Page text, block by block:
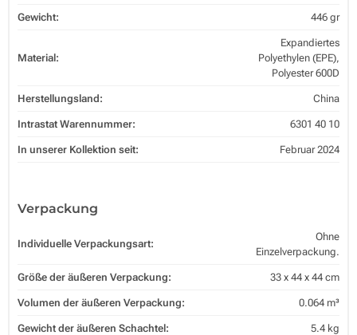
Gewicht: 446 gr
Material:
Expandiertes
Polyethylen (EPE),
Polyester 600D
Herstellungsland: China
Intrastat Warennummer: 6301 40 10
In unserer Kollektion seit: Februar 2024
Verpackung
Individuelle Verpackungsart:
Ohne
Einzelverpackung.
Größe der äußeren Verpackung: 33 x 44 x 44 cm
Volumen der äußeren Verpackung: 0.064 m³
Gewicht der äußeren Schachtel: 5.4 kg